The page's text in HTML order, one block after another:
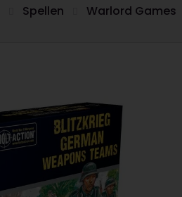
Spellen Warlord Games